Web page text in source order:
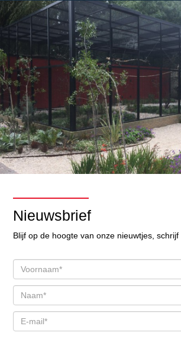
Nieuwsbrief
Blijf op de hoogte van onze nieuwtjes, schrijf